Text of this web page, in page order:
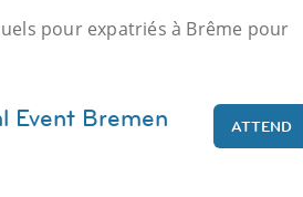
pour expatriés à Brême pour
Event Bremen ATTEND